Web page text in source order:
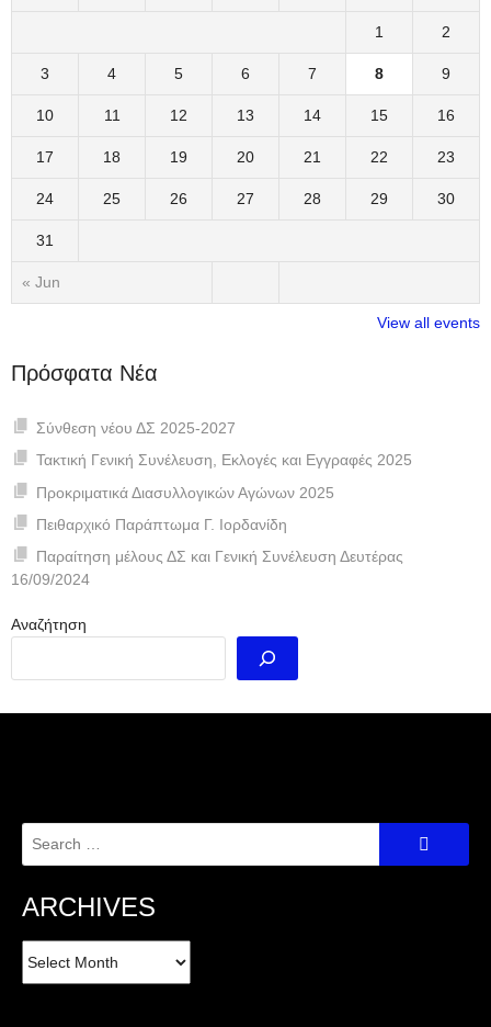
« Jun
1 2
3 4 5 6 7 8 9
10 11 12 13 14 15 16
17 18 19 20 21 22 23
24 25 26 27 28 29 30
31
View all events
Πρόσφατα Νέα
Σύνθεση νέου ΔΣ 2025-2027
Τακτική Γενική Συνέλευση, Εκλογές και Εγγραφές 2025
Προκριματικά Διασυλλογικών Αγώνων 2025
Πειθαρχικό Παράπτωμα Γ. Ιορδανίδη
Παραίτηση μέλους ΔΣ και Γενική Συνέλευση Δευτέρας
16/09/2024
Αναζήτηση
Search
ARCHIVES